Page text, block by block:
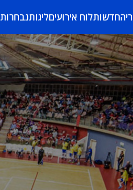
חדשותלוח אירועיםליגותנבחרות